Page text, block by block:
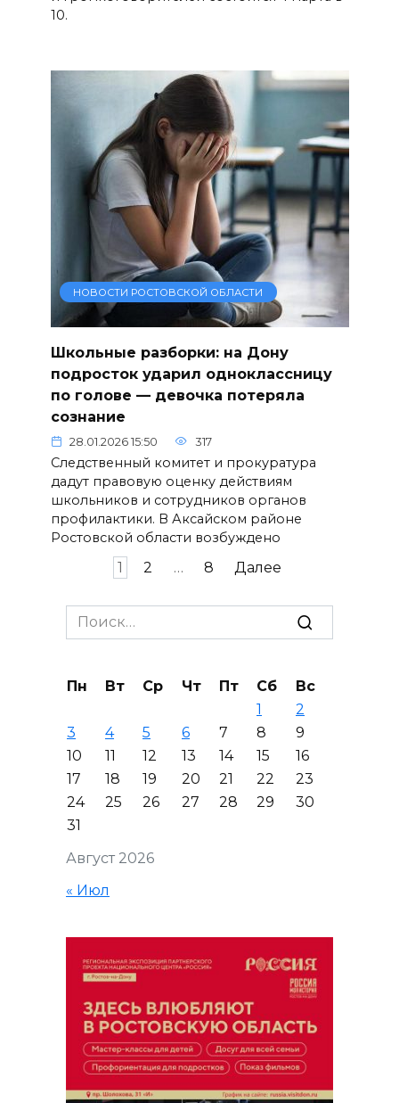
10.
НОВОСТИ РОСТОВСКОЙ ОБЛАСТИ
Школьные разборки: на Дону
подросток ударил одноклассницу
по голове — девочка потеряла
сознание
28.01.2026 15:50 317
Следственный комитет и прокуратура
дадут правовую оценку действиям
школьников и сотрудников органов
профилактики. В Аксайском районе
Ростовской области возбуждено
1 2 … 8 Далее
Search
for:
Август 2026
Пн Вт Ср Чт Пт Сб
Вс
1
2
3
4 5 6 7 8
9
10
11 12 13 14 15
16
17
18 19 20 21 22
23
24
25 26 27 28 29
30
31
« Июл